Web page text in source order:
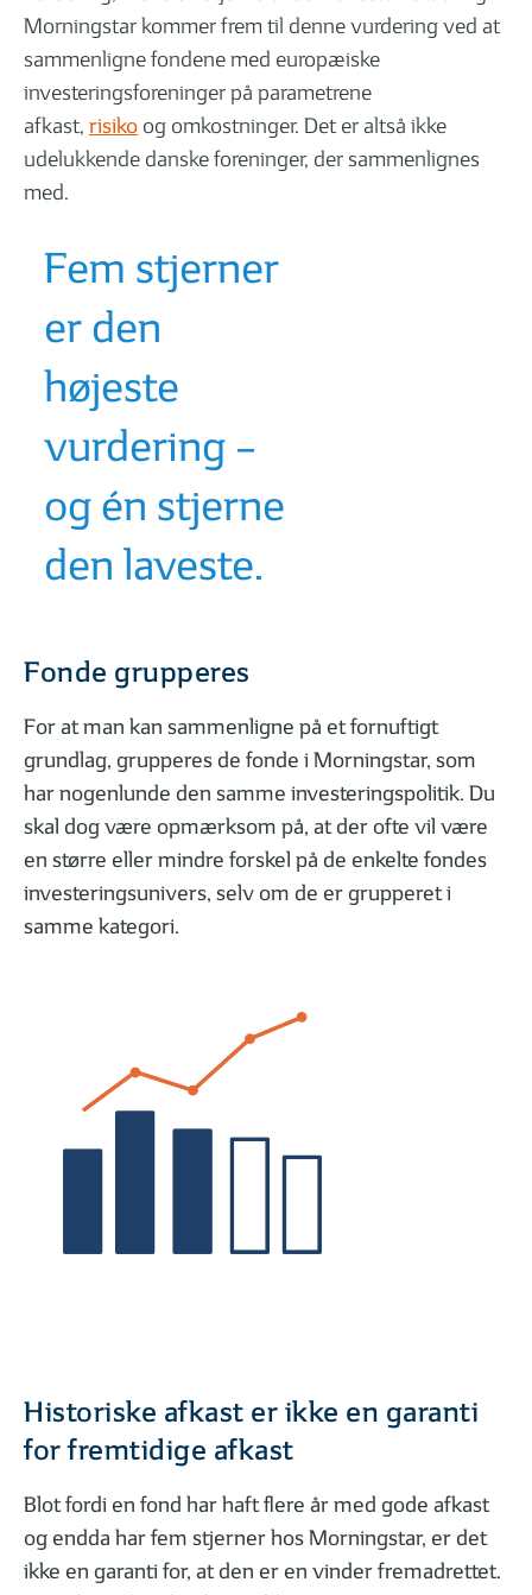
Morningstar kommer frem til denne vurdering ved at
sammenligne fondene med europæiske
investeringsforeninger på parametrene
afkast, risiko og omkostninger. Det er altså ikke
udelukkende danske foreninger, der sammenlignes
med.
Fem stjerner
er den
højeste
vurdering –
og én stjerne
den laveste.
Fonde grupperes
For at man kan sammenligne på et fornuftigt
grundlag, grupperes de fonde i Morningstar, som
har nogenlunde den samme investeringspolitik. Du
skal dog være opmærksom på, at der ofte vil være
en større eller mindre forskel på de enkelte fondes
investeringsunivers, selv om de er grupperet i
samme kategori.
Historiske afkast er ikke en garanti
for fremtidige afkast
Blot fordi en fond har haft flere år med gode afkast
og endda har fem stjerner hos Morningstar, er det
ikke en garanti for, at den er en vinder fremadrettet.